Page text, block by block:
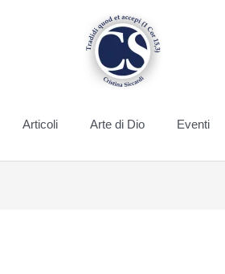
Articoli Arte di Dio Eventi